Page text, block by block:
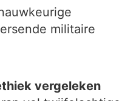
militaire
vergeleken